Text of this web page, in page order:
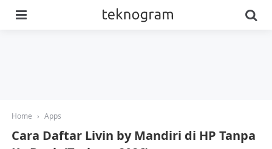
Home › Apps
Cara Daftar Livin by Mandiri di HP Tanpa